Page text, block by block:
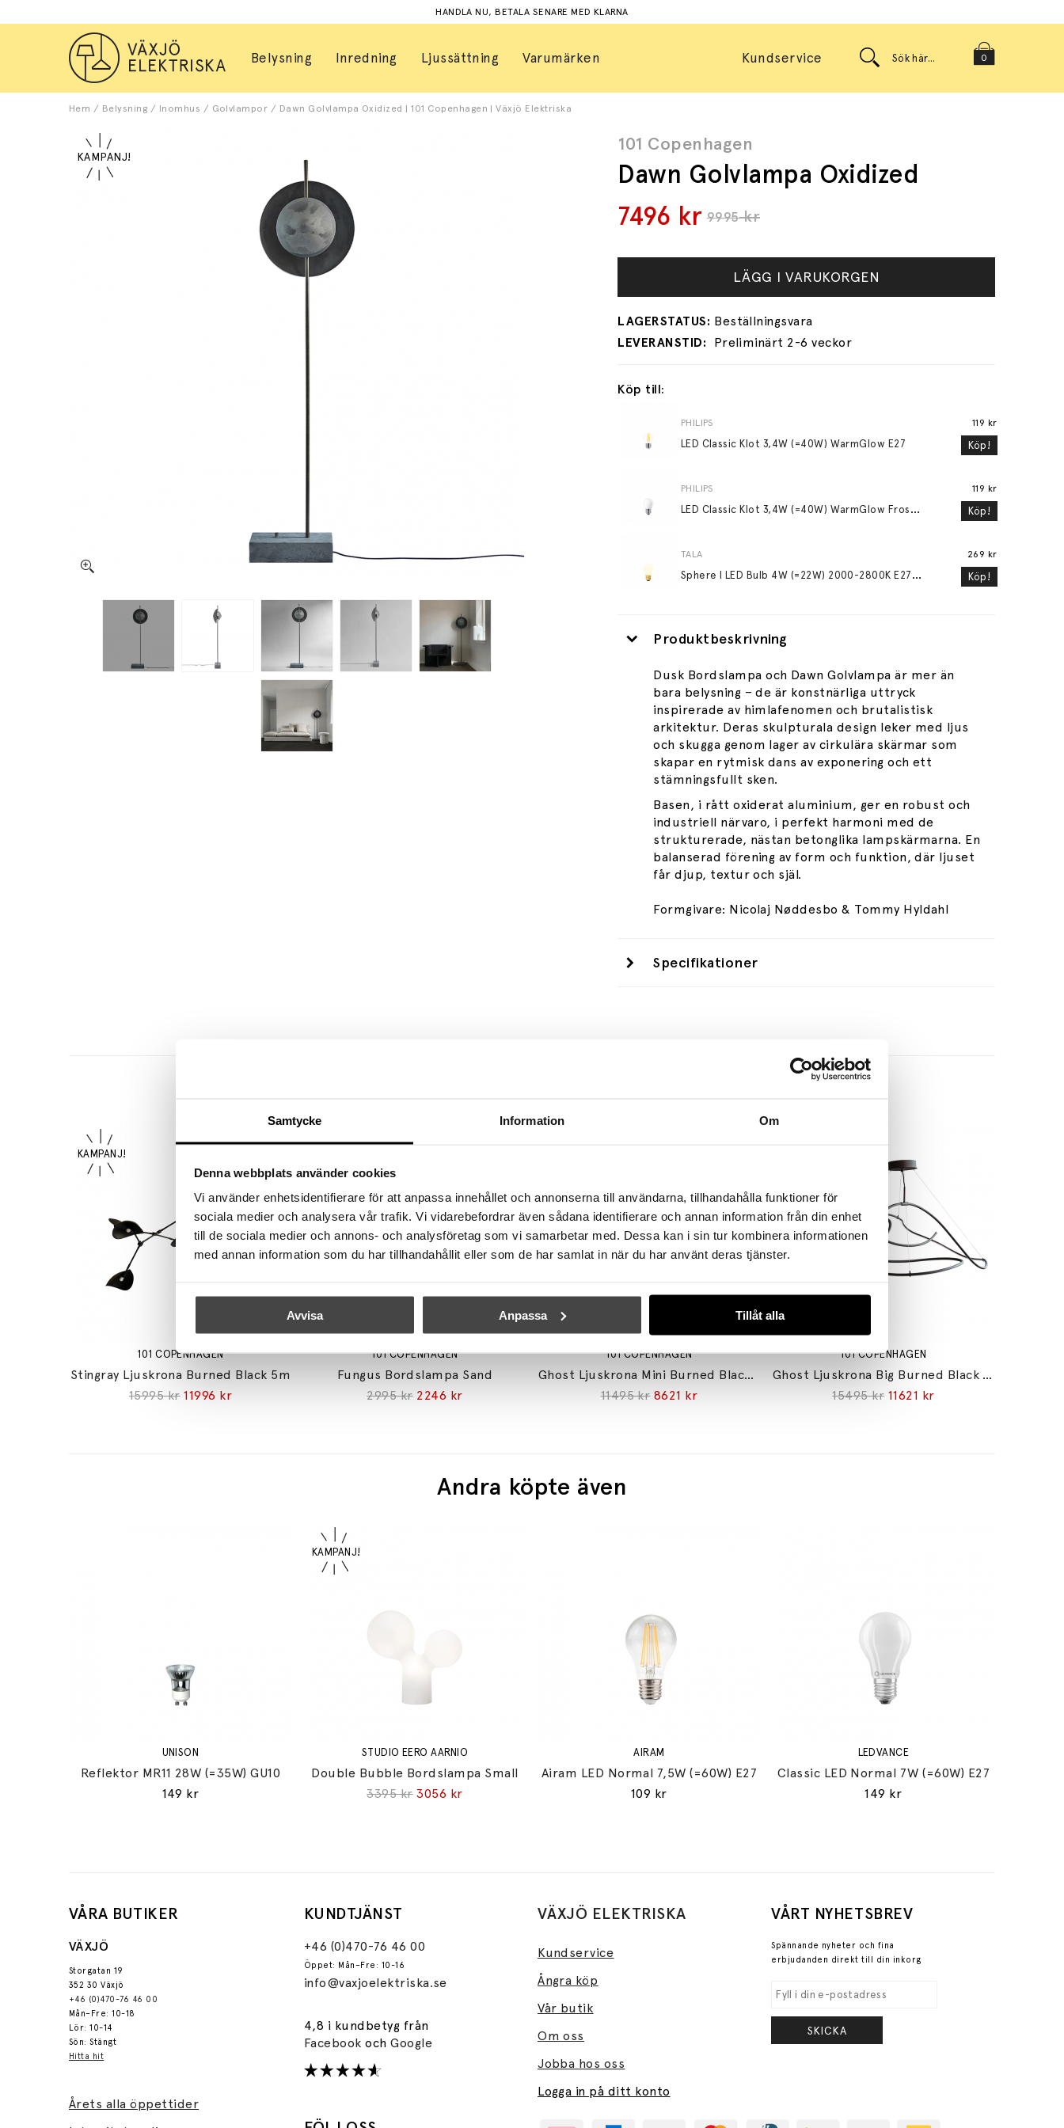
Samtycke Information Om
Denna webbplats använder cookies
Vi använder enhetsidentifierare för att anpassa innehållet och annonserna till användarna, tillhandahålla funktioner för
sociala medier och analysera vår trafik. Vi vidarebefordrar även sådana identifierare och annan information från din enhet
till de sociala medier och annons- och analysföretag som vi samarbetar med. Dessa kan i sin tur kombinera informationen
med annan information som du har tillhandahållit eller som de har samlat in när du har använt deras tjänster.
Avvisa Anpassa Tillåt alla
HANDLA NU, BETALA SENARE MED KLARNA
Belysning Inredning Ljussättning Varumärken 0
Kundservice
Hem / Belysning / Inomhus / Golvlampor / Dawn Golvlampa Oxidized | 101 Copenhagen | Växjö Elektriska
101 Copenhagen
Dawn Golvlampa Oxidized
9995kr
7496 kr
LÄGG I VARUKORGEN
Preliminärt 2-6 veckor
Köp till:
PHILIPS
LED Classic Klot 3,4W (=40W) WarmGlow E27
119 kr
Köp!
PHILIPS
L
ED Classic Klot 3,4W (=40W) WarmGlow Frostad E27
119 kr
Köp!
TALA
S
phere I LED Bulb 4W (=22W) 2000-2800K E27 Matte Porcelain
269 kr
Köp!
Produktbeskrivning
Dusk Bordslampa och DawnGolvlampa är mer än
bara belysning – de är konstnärliga uttryck
inspirerade av himlafenomen och brutalistisk
arkitektur. Deras skulpturala design leker med ljus
och skugga genom lager av cirkulära skärmar som
skapar en rytmisk dans av exponering och ett
stämningsfullt sken.
Basen, i rått oxiderat aluminium, ger en robust och
industriell närvaro, i perfekt harmoni med de
strukturerade, nästan betonglika lampskärmarna. En
balanserad förening av form och funktion, där ljuset
får djup, textur och själ.
Formgivare: Nicolaj Nøddesbo & Tommy Hyldahl
Specifikationer
101 COPENHAGEN
Stingray Ljuskrona Burned Black 5m
15995 kr 11996 kr
101 COPENHAGEN
Fungus Bordslampa Sand
2995 kr 2246 kr
101 COPENHAGEN
Ghost Ljuskrona Mini Burned Black 5m
11495 kr 8621 kr
101 COPENHAGEN
Ghost Ljuskrona Big Burned Black 5m
15495 kr 11621 kr
Andra köpte även
UNISON
Reflektor MR11 28W (=35W) GU10
149 kr
STUDIO EERO AARNIO
Double Bubble Bordslampa Small
3395 kr 3056 kr
AIRAM
Airam LED Normal 7,5W (=60W) E27
109 kr
LEDVANCE
Classic LED Normal 7W (=60W) E27
149 kr
VÅRA BUTIKER
VÄXJÖ
Storgatan 19
352 30 Växjö
+46 (0)470-76 46 00
Mån–Fre: 10-18
Lör: 10-14
Sön: Stängt
Hitta hit
Årets alla öppettider
KUNDTJÄNST
+46 (0)470-76 46 00
Öppet: Mån–Fre: 10-16
info@vaxjoelektriska.se
4,8 i kundbetyg från
FacebookochGoogle
VÄXJÖ ELEKTRISKA
Kundservice
Ångra köp
Vår butik
Om oss
Jobba hos oss
Logga in på ditt konto
VÅRT NYHETSBREV
Spännande nyheter och fina
erbjudanden direkt till din inkorg
SKICKA